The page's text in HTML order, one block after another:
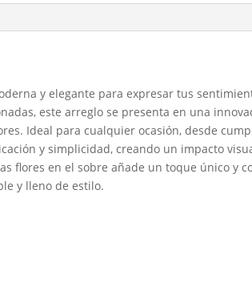
y elegante para expresar tus
este arreglo se presenta en una
Ideal para cualquier ocasión, desde
y simplicidad, creando un impacto
flores en el sobre añade un toque único y
y lleno de estilo.